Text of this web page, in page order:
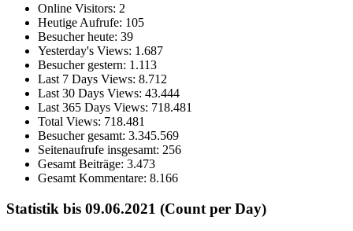
Online Visitors: 2
Heutige Aufrufe: 105
Besucher heute: 39
Yesterday's Views: 1.687
Besucher gestern: 1.113
Last 7 Days Views: 8.712
Last 30 Days Views: 43.444
Last 365 Days Views: 718.481
Total Views: 718.481
Besucher gesamt: 3.345.569
Seitenaufrufe insgesamt: 256
Gesamt Beiträge: 3.473
Gesamt Kommentare: 8.166
Statistik bis 09.06.2021 (Count per Day)